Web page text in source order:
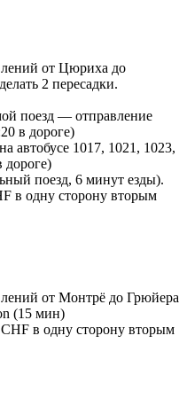
от Цюриха до
2 пересадки.
поезд — отправление
в дороге)
автобусе 1017, 1021, 1023,
дороге)
поезд, 6 минут езды).
в одну сторону вторым
от Монтрё до Грюйера
(15 мин)
в одну сторону вторым